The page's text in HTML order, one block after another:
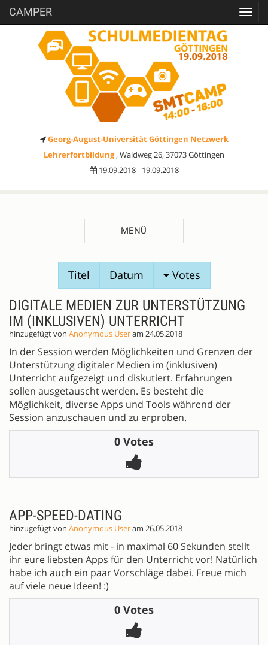
CAMPER
Georg-August-Universität Göttingen Netzwerk
Lehrerfortbildung , Waldweg 26, 37073 Göttingen
19.09.2018 - 19.09.2018
MENÜ
SESSIONVORSCHLÄGE
Titel Datum Votes
DIGITALE MEDIEN ZUR UNTERSTÜTZUNG
IM (INKLUSIVEN) UNTERRICHT
hinzugefügt von Anonymous Useram 24.05.2018
In der Session werden Möglichkeiten und Grenzen der
Unterstützung digitaler Medien im (inklusiven)
Unterricht aufgezeigt und diskutiert. Erfahrungen
sollen ausgetauscht werden. Es besteht die
Möglichkeit, diverse Apps und Tools während der
Session anzuschauen und zu erproben.
0 Votes
APP-SPEED-DATING
hinzugefügt von Anonymous Useram 26.05.2018
Jeder bringt etwas mit - in maximal 60 Sekunden stellt
ihr eure liebsten Apps für den Unterricht vor! Natürlich
habe ich auch ein paar Vorschläge dabei. Freue mich
auf viele neue Ideen! :)
0 Votes